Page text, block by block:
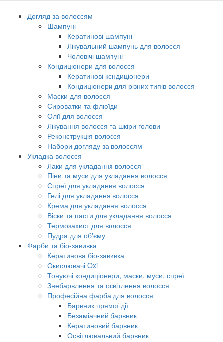
Догляд за волоссям
Шампуні
Кератинові шампуні
Лікувальний шампунь для волосся
Чоловічі шампуні
Кондиціонери для волосся
Кератинові кондиціонери
Кондиціонери для різних типів волосся
Маски для волосся
Сироватки та флюїди
Олії для волосся
Лікування волосся та шкіри голови
Реконструкція волосся
Набори догляду за волоссям
Укладка волосся
Лаки для укладання волосся
Піни та муси для укладання волосся
Спреї для укладання волосся
Гелі для укладання волосся
Крема для укладання волосся
Віски та пасти для укладання волосся
Термозахист для волосся
Пудра для об'єму
Фарби та біо-завивка
Кератинова біо-завивка
Окислювачі Oxi
Тонуючі кондиціонери, маски, муси, спреї
Знебарвлення та освітлення волосся
Професійна фарба для волосся
Барвник прямої дії
Безаміачний барвник
Кератиновий барвник
Освітлювальний барвник